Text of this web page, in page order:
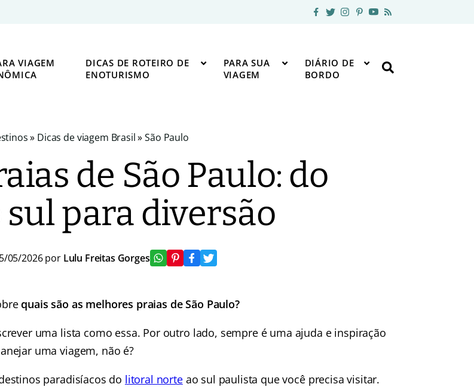
VIAGEM
DICAS DE ROTEIRO DE
ENOTURISMO
PARA SUA
VIAGEM
DIÁRIO DE
BORDO
» Dicas de viagem Brasil»São Paulo
de São Paulo: do
para diversão
05/2026 por Lulu Freitas Gorges
quais são as melhores praias de São Paulo?
uma lista como essa. Por outro lado, sempre é uma ajuda e inspiração
uma viagem, não é?
paradisíacos do litoral norteao sul paulista que você precisa visitar.